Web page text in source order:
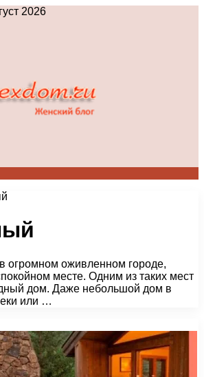
2026
огромном оживленном городе,
месте. Одним из таких мест
дом. Даже небольшой дом в
или …